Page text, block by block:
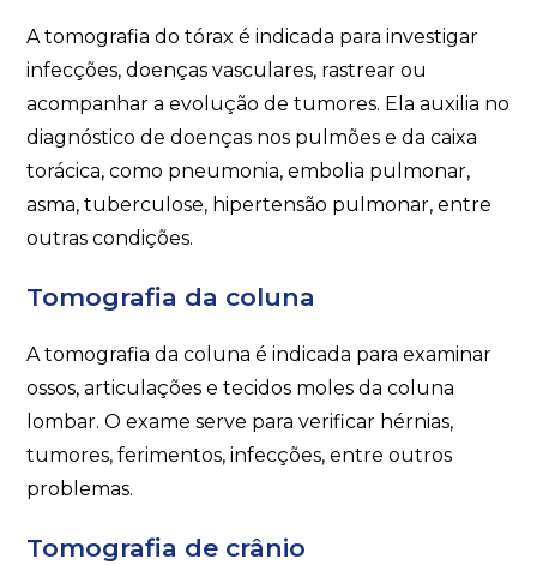
A tomografia do tórax é indicada para investigar
infecções, doenças vasculares, rastrear ou
acompanhar a evolução de tumores. Ela auxilia no
diagnóstico de doenças nos pulmões e da caixa
torácica, como pneumonia, embolia pulmonar,
asma, tuberculose, hipertensão pulmonar, entre
outras condições.
Tomografia da coluna
A tomografia da coluna é indicada para examinar
ossos, articulações e tecidos moles da coluna
lombar. O exame serve para verificar hérnias,
tumores, ferimentos, infecções, entre outros
problemas.
Tomografia de crânio